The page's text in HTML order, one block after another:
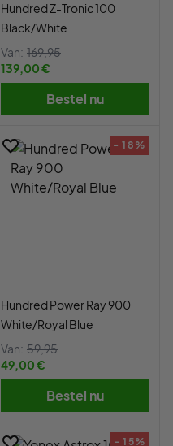
Hundred Z-Tronic 100
Black/White
Van: 169,95
139,00 €
Bestel nu
- 18%
Hundred Power Ray 900
White/Royal Blue
Van: 59,95
49,00 €
Bestel nu
- 15%